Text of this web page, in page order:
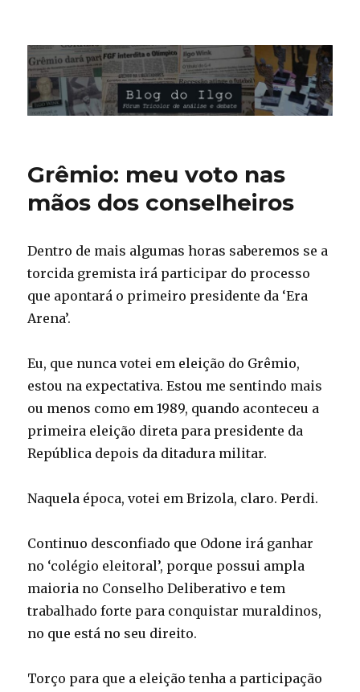
Blog do Ilgo Wink
Grêmio: meu voto nas
mãos dos conselheiros
Dentro de mais algumas horas saberemos se a
torcida gremista irá participar do processo
que apontará o primeiro presidente da ‘Era
Arena’.
Eu, que nunca votei em eleição do Grêmio,
estou na expectativa. Estou me sentindo mais
ou menos como em 1989, quando aconteceu a
primeira eleição direta para presidente da
República depois da ditadura militar.
Naquela época, votei em Brizola, claro. Perdi.
Continuo desconfiado que Odone irá ganhar
no ‘colégio eleitoral’, porque possui ampla
maioria no Conselho Deliberativo e tem
trabalhado forte para conquistar muraldinos,
no que está no seu direito.
Torço para que a eleição tenha a participação